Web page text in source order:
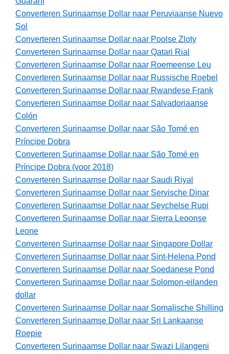
Converteren Surinaamse Dollar naar Peruviaanse Nuevo
Sol
Converteren Surinaamse Dollar naar Poolse Zloty
Converteren Surinaamse Dollar naar Qatari Rial
Converteren Surinaamse Dollar naar Roemeense Leu
Converteren Surinaamse Dollar naar Russische Roebel
Converteren Surinaamse Dollar naar Rwandese Frank
Converteren Surinaamse Dollar naar Salvadoriaanse
Colón
Converteren Surinaamse Dollar naar São Tomé en
Príncipe Dobra
Converteren Surinaamse Dollar naar São Tomé en
Príncipe Dobra (voor 2018)
Converteren Surinaamse Dollar naar Saudi Riyal
Converteren Surinaamse Dollar naar Servische Dinar
Converteren Surinaamse Dollar naar Seychelse Rupi
Converteren Surinaamse Dollar naar Sierra Leoonse
Leone
Converteren Surinaamse Dollar naar Singapore Dollar
Converteren Surinaamse Dollar naar Sint-Helena Pond
Converteren Surinaamse Dollar naar Soedanese Pond
Converteren Surinaamse Dollar naar Solomon-eilanden
dollar
Converteren Surinaamse Dollar naar Somalische Shilling
Converteren Surinaamse Dollar naar Sri Lankaanse
Roepie
Converteren Surinaamse Dollar naar Swazi Lilangeni